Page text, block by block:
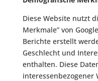
Diese Website nutzt
Merkmale” von
Berichte erstellt
Geschlecht und
enthalten. Diese
interessenbezogener